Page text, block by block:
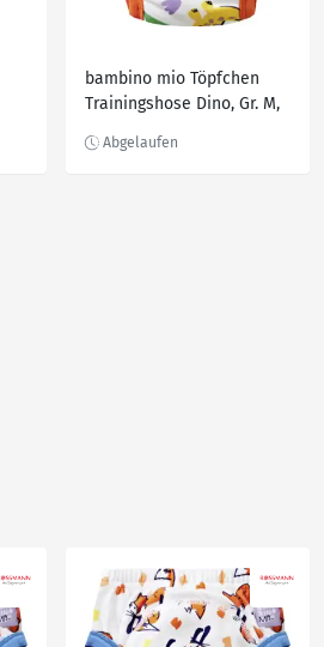
bambino mio Töpfchen
Trainingshose Dino, Gr. M,